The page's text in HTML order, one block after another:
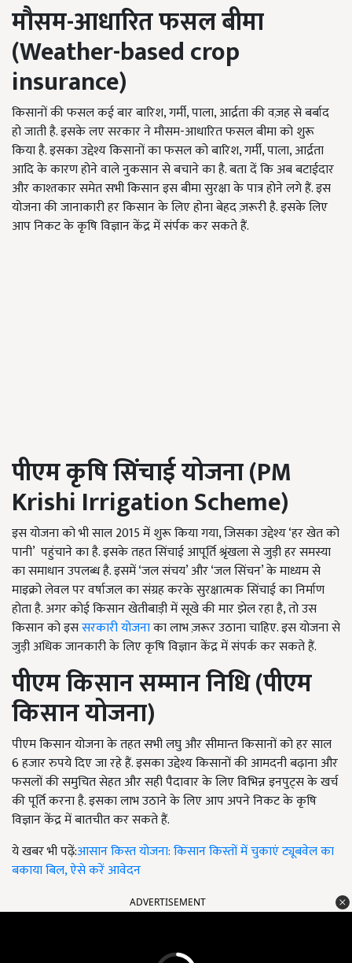
मौसम-आधारित फसल बीमा
(Weather-based crop
insurance)
किसानों की फसल कई बार बारिश, गर्मी, पाला, आर्द्रता की वज़ह से बर्बाद
हो जाती है. इसके लए सरकार ने मौसम-आधारित फसल बीमा को शुरू
किया है. इसका उद्देश्य किसानों का फसल को बारिश, गर्मी, पाला, आर्द्रता
आदि के कारण होने वाले नुकसान से बचाने का है. बता दें कि अब बटाईदार
और काश्तकार समेत सभी किसान इस बीमा सुरक्षा के पात्र होने लगे हैं. इस
योजना की जानाकारी हर किसान के लिए होना बेहद ज़रूरी है. इसके लिए
आप निकट के कृषि विज्ञान केंद्र में संर्पक कर सकते हैं.
पीएम कृषि सिंचाई योजना (PM
Krishi Irrigation Scheme)
इस योजना को भी साल 2015 में शुरू किया गया, जिसका उद्देश्य ‘हर खेत को
पानी’ पहुंचाने का है. इसके तहत सिंचाई आपूर्ति श्रृंखला से जुड़ी हर समस्या
का समाधान उपलब्ध है. इसमें ‘जल संचय’ और ‘जल सिंचन’ के माध्यम से
माइक्रो लेवल पर वर्षाजल का संग्रह करके सुरक्षात्मक सिंचाई का निर्माण
होता है. अगर कोई किसान खेतीबाड़ी में सूखे की मार झेल रहा है, तो उस
किसान को इससरकारी योजनाका लाभ ज़रूर उठाना चाहिए. इस योजना से
जुड़ी अधिक जानकारी के लिए कृषि विज्ञान केंद्र में संपर्क कर सकते हैं.
पीएम किसान सम्मान निधि (पीएम
किसान योजना)
पीएम किसान योजना के तहत सभी लघु और सीमान्त किसानों को हर साल
6 हजार रुपये दिए जा रहे हैं. इसका उद्देश्य किसानों की आमदनी बढ़ाना और
फसलों की समुचित सेहत और सही पैदावार के लिए विभिन्न इनपुट्स के खर्च
की पूर्ति करना है. इसका लाभ उठाने के लिए आप अपने निकट के कृषि
विज्ञान केंद्र में बातचीत कर सकते हैं.
ये खबर भी पढ़ें:आसान किस्त योजना: किसान किस्तों में चुकाएं ट्यूबवेल का
बकाया बिल, ऐसे करें आवेदन
ADVERTISEMENT